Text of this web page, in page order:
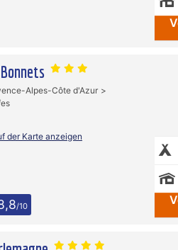
Alpes-Côte d'Azur
der Karte anzeigen
/10